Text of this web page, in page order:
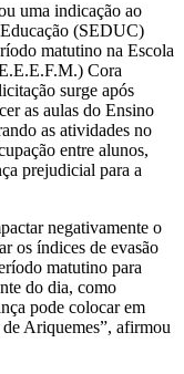
uma indicação ao
(SEDUC)
matutino na Escola
Cora
surge após
as aulas do Ensino
as atividades no
entre alunos,
prejudicial para a
negativamente o
os índices de evasão
matutino para
do dia, como
pode colocar em
Ariquemes”, afirmou